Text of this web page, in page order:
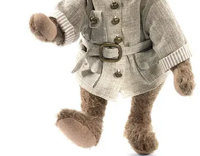
国内で一度検品をしますので、決済確認後
尚、オーダー注文の場合は４～８週間での
（稀に、通関手続き等に時間がかかり、納
お願い致します。）
注文のキャンセルは可能ですか？
お取り寄せ商品となっておりますため、仕
個人情報の漏洩は大丈夫でしょうか？
埼玉
「送られる際にメールなどで届
大阪府 Y・
「取り扱っているNetショ